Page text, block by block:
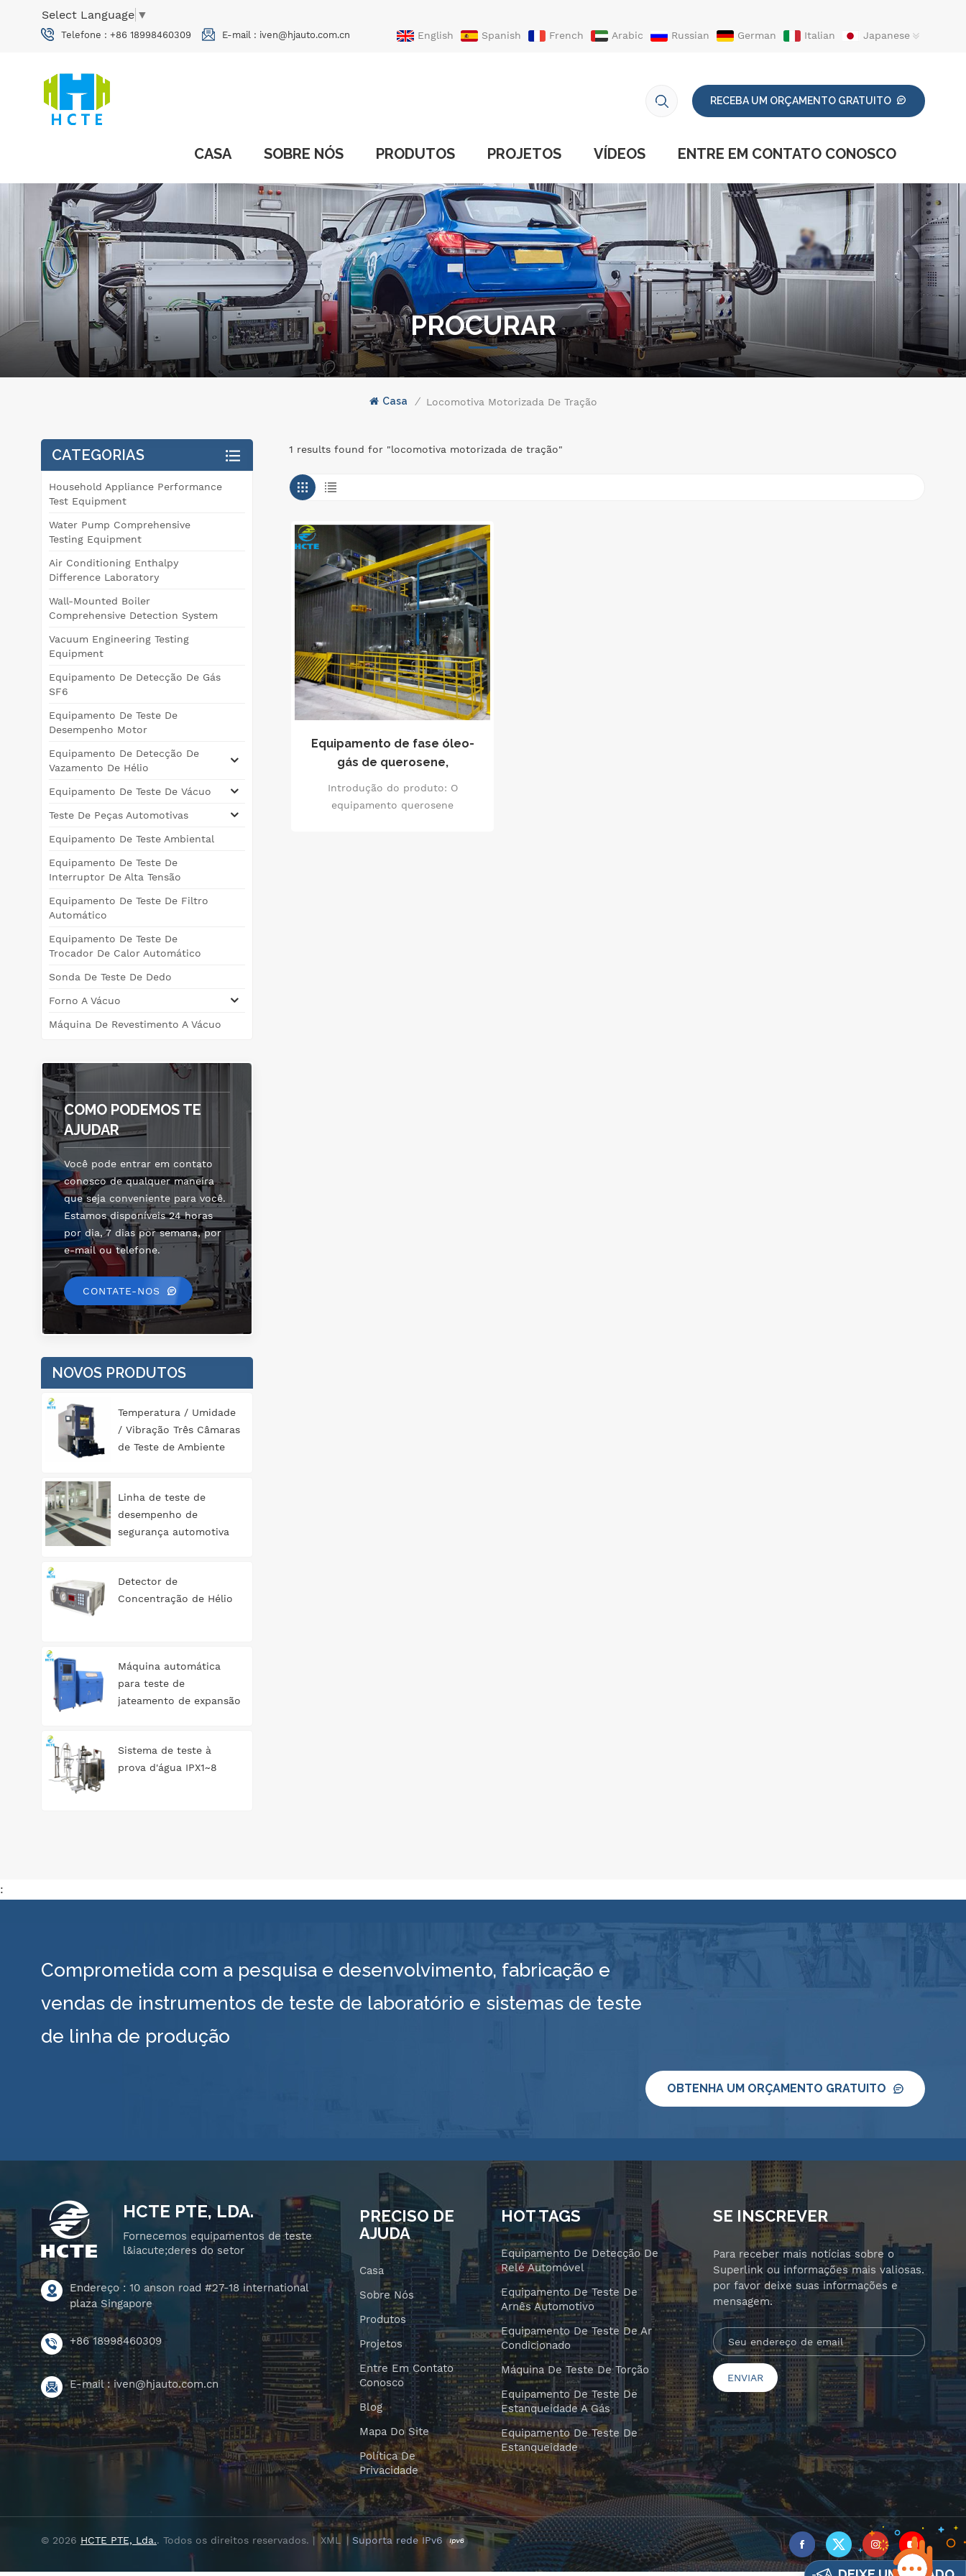
Select Language ▼
Telefone : +86 18998460309 E-mail : iven@hjauto.com.cn English Spanish French Arabic Russian German Italian
Japanese
RECEBA UM ORÇAMENTO GRATUITO
CASA SOBRE NÓS PRODUTOS PROJETOS VÍDEOS ENTRE EM CONTATO CONOSCO
PROCURAR
Casa / Locomotiva Motorizada De Tração
1 results found for "locomotiva motorizada de tração"
Equipamento de fase óleo-
gás de querosene,
transformador de tração de
locomotiva
Introdução do produto: O
equipamento querosene
CATEGORIAS
Household Appliance Performance
Test Equipment
Water Pump Comprehensive
Testing Equipment
Air Conditioning Enthalpy
Difference Laboratory
Wall-Mounted Boiler
Comprehensive Detection System
Vacuum Engineering Testing
Equipment
Equipamento De Detecção De Gás
SF6
Equipamento De Teste De
Desempenho Motor
Equipamento De Detecção De
Vazamento De Hélio
Equipamento De Teste De Vácuo
Teste De Peças Automotivas
Equipamento De Teste Ambiental
Equipamento De Teste De
Interruptor De Alta Tensão
Equipamento De Teste De Filtro
Automático
Equipamento De Teste De
Trocador De Calor Automático
Sonda De Teste De Dedo
Forno A Vácuo
Máquina De Revestimento A Vácuo
COMO PODEMOS TE
AJUDAR
Você pode entrar em contato
conosco de qualquer maneira
que seja conveniente para você.
Estamos disponíveis 24 horas
por dia, 7 dias por semana, por
e-mail ou telefone.
CONTATE-NOS
NOVOS PRODUTOS
Temperatura / Umidade
/ Vibração Três Câmaras
de Teste de Ambiente
Linha de teste de
desempenho de
segurança automotiva
Detector de
Concentração de Hélio
Máquina automática
para teste de
jateamento de expansão
Sistema de teste à
prova d'água IPX1~8
:
Comprometida com a pesquisa e desenvolvimento, fabricação e
vendas de instrumentos de teste de laboratório e sistemas de teste
de linha de produção
OBTENHA UM ORÇAMENTO GRATUITO
HCTE PTE, LDA.
Fornecemos equipamentos de teste
l&iacute;deres do setor
Endereço : 10 anson road #27-18 international
plaza Singapore
+86 18998460309
E-mail : iven@hjauto.com.cn
SE INSCREVER
Para receber mais notícias sobre o
Superlink ou informações mais valiosas.
por favor deixe suas informações e
mensagem.
PRECISO DE
AJUDA
Casa
Sobre Nós
Produtos
Projetos
Entre Em Contato
Conosco
Blog
Mapa Do Site
Política De
Privacidade
HOT TAGS
Equipamento De Detecção De
Relé Automóvel
Equipamento De Teste De
Arnês Automotivo
Equipamento De Teste De Ar
Condicionado
Máquina De Teste De Torção
Equipamento De Teste De
Estanqueidade A Gás
Equipamento De Teste De
Estanqueidade
© 2026 HCTE PTE, Lda.. Todos os direitos reservados. | XML | Suporta rede IPv6